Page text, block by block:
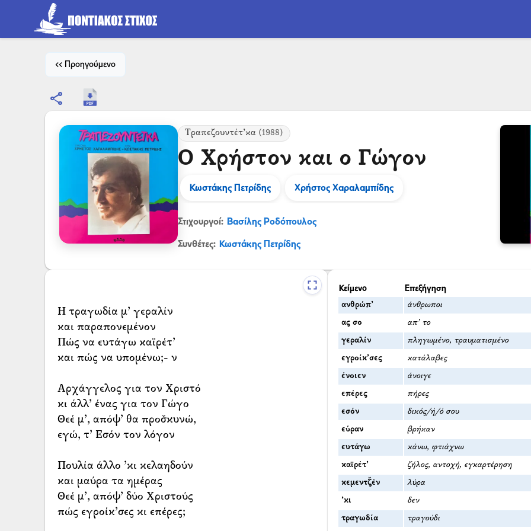
<< Προηγούμενο
share
Τραπεζουντέτ’κα (1988)
Ο Χρήστον και ο Γώγον
Κωστάκης Πετρίδης Χρήστος Χαραλαμπίδης
Στιχουργοί: Βασίλης Ροδόπουλος
Συνθέτες: Κωστάκης Πετρίδης
Η τραγωδία μ’ γεραλίν
και παραπονεμένον
Πώς να ευτάγω καϊρέτ’
και πώς να υπομένω;- ν
Αρχάγγελος για τον Χριστό
κι άλλ’ ένας για τον Γώγο
Θεέ μ’, απόψ’ θα προσ̌κυνώ,
εγώ, τ’ Εσόν τον λόγον
Πουλία άλλο ’κι κελαηδούν
και μαύρα τα ημέρας
Θεέ μ’, απόψ’ δύο Χριστούς
πώς εγροίκ’σες κι επέρες;
Κείμενο Επεξήγηση
ανθρώπ’ άνθρωποι
ας σο απ’ το
γεραλίν πληγωμένο, τραυματισμένο
εγροίκ’σες κατάλαβες
ένοιεν άνοιγε
επέρες πήρες
εσόν δικός/ή/ό σου
εύραν βρήκαν
ευτάγω κάνω, φτιάχνω
καϊρέτ’ ζήλος, αντοχή, εγκαρτέρηση
κεμεντζ̌έν λύρα
’κι δεν
τραγωδία τραγούδι